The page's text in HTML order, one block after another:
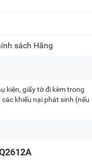
sách Hãng
kiện, giấy tờ đi kèm trong
khiếu nại phát sinh (nếu